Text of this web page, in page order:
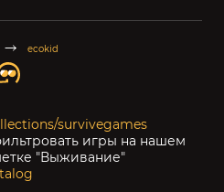
ecokid
survivegames
игры на нашем
"Выживание"